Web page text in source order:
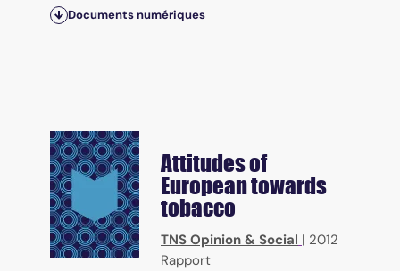
Documents numériques
Attitudes of
European towards
tobacco
TNS Opinion & Social | 2012
Rapport